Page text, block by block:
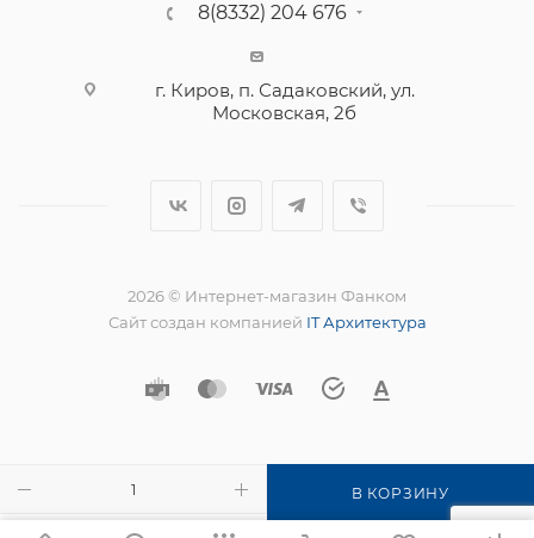
В КОРЗИНУ
8(8332) 204 676
г. Киров, п. Садаковский, ул.
Московская, 2б
2026 © Интернет-магазин Фанком
Сайт создан компанией IT Архитектура